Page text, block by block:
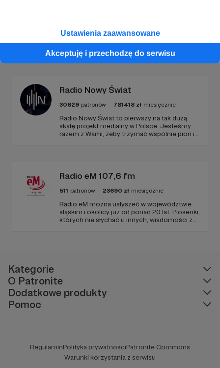
Ustawienia zaawansowane
Akceptuję i przechodzę do serwisu
Promowani autorzy
Radio Nowy Świat
30629 patronów 781418 zł miesięcznie
Radio Nowy Świat to pierwszy na tak dużą
skalę projekt medialny w Polsce. Jesteśmy
razem z Wami, żeby trzymać wspólnie pion i
Radio eM 107,6 fm
511 patronów 23690 zł miesięcznie
Radio eM można usłyszeć w województwie
śląskim i okolicy już od ponad 20 lat. Piosenki,
których nie słychać u innych, wiadomości z
Kategorie
O Patronite
Dodatkowe produkty
Pomoc
RegulaminPolityka prywatnościPatronite Commons
Warunki korzystania z serwisu